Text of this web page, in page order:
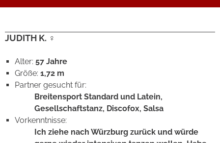
JUDITH K. ♀
Alter: 57 Jahre
Größe: 1,72 m
Partner gesucht für:
Breitensport Standard und Latein,
Gesellschaftstanz, Discofox, Salsa
Vorkenntnisse:
Ich ziehe nach Würzburg zurück und würde